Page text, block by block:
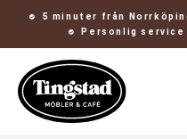
5 minuter från
Personlig service